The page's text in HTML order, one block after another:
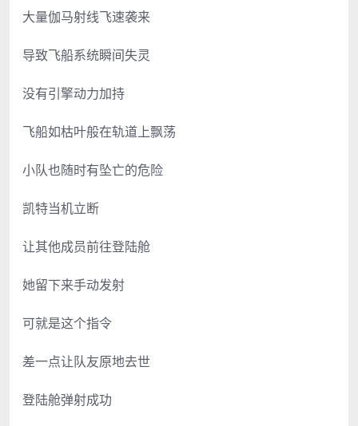
大量伽马射线飞速袭来
导致飞船系统瞬间失灵
没有引擎动力加持
飞船如枯叶般在轨道上飘荡
小队也随时有坠亡的危险
凯特当机立断
让其他成员前往登陆舱
她留下来手动发射
可就是这个指令
差一点让队友原地去世
登陆舱弹射成功